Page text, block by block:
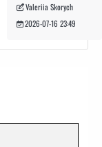
Valeriia Skorych
2026-07-16 23:49